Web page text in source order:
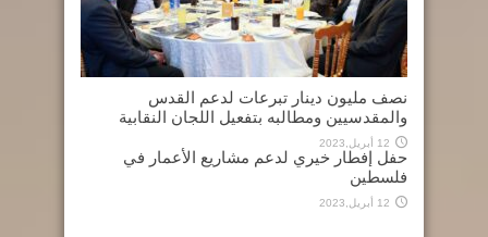
نصف مليون دينار تبرعات لدعم القدس
والمقدسيين ومطالبه بتفعيل اللجان النقابية
12 أبريل,2023
حفل إفطار خيري لدعم مشاريع الأعمار في
فلسطين
12 أبريل,2023